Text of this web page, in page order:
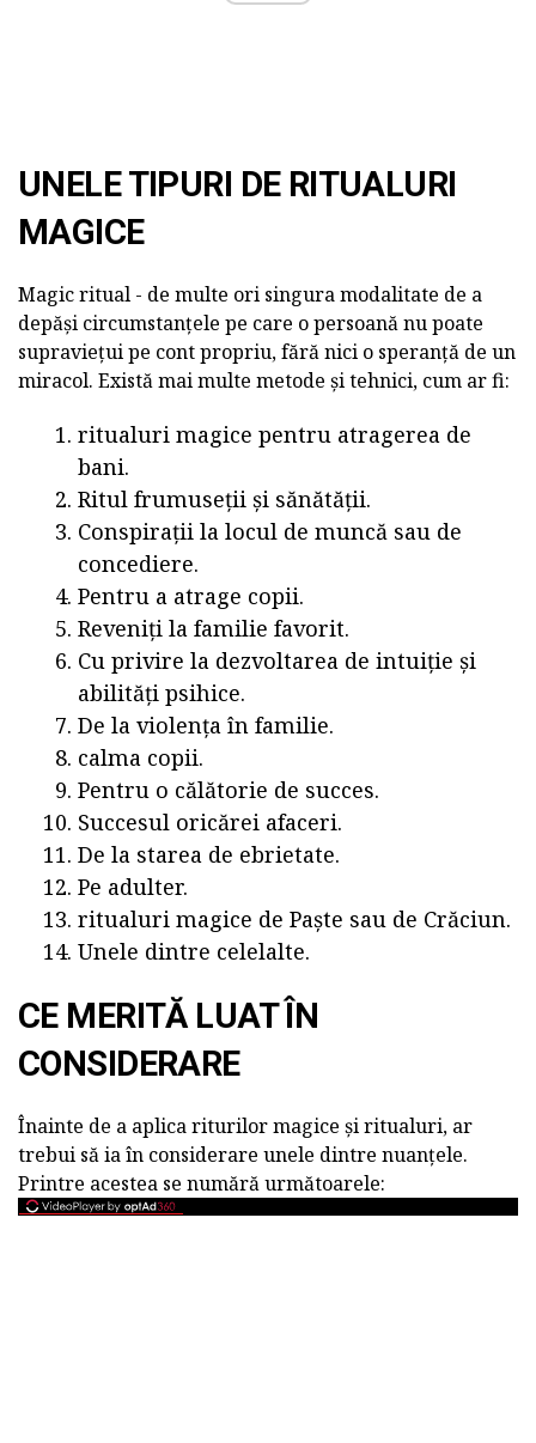
UNELE TIPURI DE RITUALURI
MAGICE
Magic ritual - de multe ori singura modalitate de a
depăși circumstanțele pe care o persoană nu poate
supraviețui pe cont propriu, fără nici o speranță de un
miracol. Există mai multe metode și tehnici, cum ar fi:
ritualuri magice pentru atragerea de
bani.
Ritul frumuseții și sănătății.
Conspirații la locul de muncă sau de
concediere.
Pentru a atrage copii.
Reveniți la familie favorit.
Cu privire la dezvoltarea de intuiție și
abilități psihice.
De la violența în familie.
calma copii.
Pentru o călătorie de succes.
Succesul oricărei afaceri.
De la starea de ebrietate.
Pe adulter.
ritualuri magice de Paște sau de Crăciun.
Unele dintre celelalte.
CE MERITĂ LUAT ÎN
CONSIDERARE
Înainte de a aplica riturilor magice și ritualuri, ar
trebui să ia în considerare unele dintre nuanțele.
Printre acestea se numără următoarele: